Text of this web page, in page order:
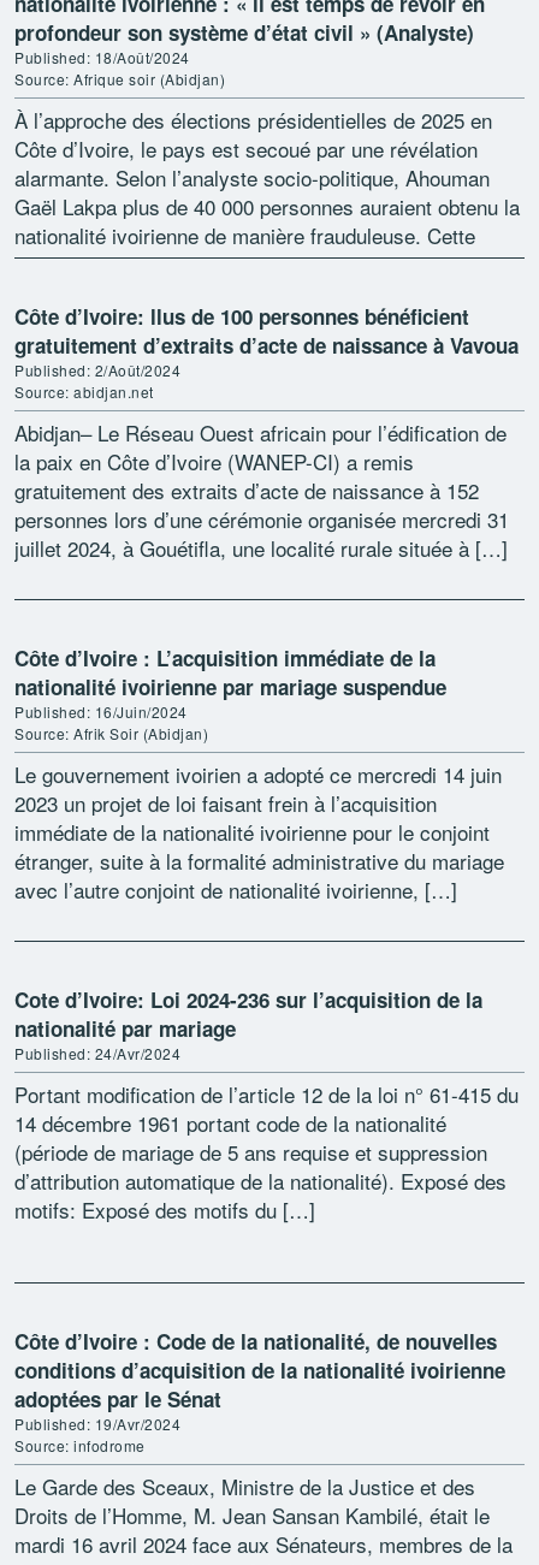
profondeur son système d’état civil » (Analyste)
Published: 18/Août/2024
Source: Afrique soir (Abidjan)
À l’approche des élections présidentielles de 2025 en
Côte d’Ivoire, le pays est secoué par une révélation
alarmante. Selon l’analyste socio-politique, Ahouman
Gaël Lakpa plus de 40 000 personnes auraient obtenu la
nationalité ivoirienne de manière frauduleuse. Cette
découverte soulève […]
Côte d’Ivoire: llus de 100 personnes bénéficient
gratuitement d’extraits d’acte de naissance à Vavoua
Published: 2/Août/2024
Source: abidjan.net
Abidjan– Le Réseau Ouest africain pour l’édification de
la paix en Côte d’Ivoire (WANEP-CI) a remis
gratuitement des extraits d’acte de naissance à 152
personnes lors d’une cérémonie organisée mercredi 31
juillet 2024, à Gouétifla, une localité rurale située à […]
Côte d’Ivoire : L’acquisition immédiate de la
nationalité ivoirienne par mariage suspendue
Published: 16/Juin/2024
Source: Afrik Soir (Abidjan)
Le gouvernement ivoirien a adopté ce mercredi 14 juin
2023 un projet de loi faisant frein à l’acquisition
immédiate de la nationalité ivoirienne pour le conjoint
étranger, suite à la formalité administrative du mariage
avec l’autre conjoint de nationalité ivoirienne, […]
Cote d’Ivoire: Loi 2024-236 sur l’acquisition de la
nationalité par mariage
Published: 24/Avr/2024
Portant modification de l’article 12 de la loi n° 61-415 du
14 décembre 1961 portant code de la nationalité
(période de mariage de 5 ans requise et suppression
d’attribution automatique de la nationalité). Exposé des
motifs: Exposé des motifs du […]
Côte d’Ivoire : Code de la nationalité, de nouvelles
conditions d’acquisition de la nationalité ivoirienne
adoptées par le Sénat
Published: 19/Avr/2024
Source: infodrome
Le Garde des Sceaux, Ministre de la Justice et des
Droits de l’Homme, M. Jean Sansan Kambilé, était le
mardi 16 avril 2024 face aux Sénateurs, membres de la